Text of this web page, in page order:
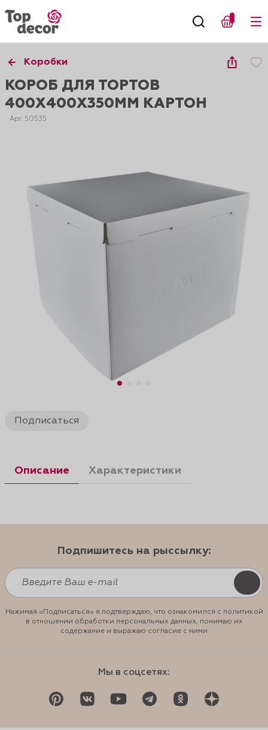
Коробки
КОРОБ ДЛЯ ТОРТОВ
400Х400Х350ММ КАРТОН
Арт. 50535
Подписаться
Описание Характеристики
Подпишитесь на рыссылку:
Нажимая «Подписаться» я подтверждаю, что ознакомился с политикой
в отношении обработки персональных данных, понимаю их
содержание и выражаю согласие с ними
Мы в соцсетях: